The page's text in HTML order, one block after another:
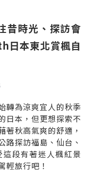
昔時光、探訪會
日本東北賞楓自
轉為涼爽宜人的秋季
日本，但更想探索不
著秋高氣爽的舒適，
路探訪福島、仙台、
段有著迷人楓紅景
輕旅行吧！